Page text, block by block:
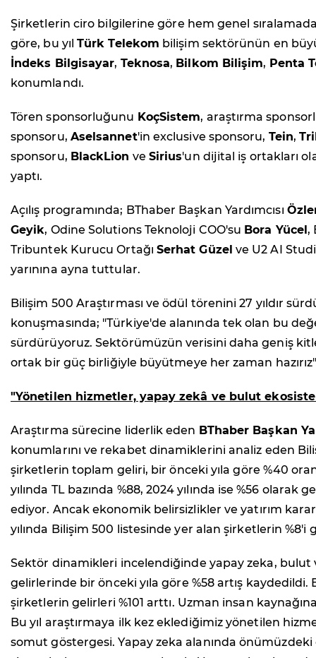
Şirketlerin ciro bilgilerine göre hem genel
göre, bu yılTürk Telekom bilişim sektörünün en
İndeks Bilgisayar, Teknosa, Bilkom Bilişim, Penta
konumlandı.
Tören sponsorluğunu KoçSistem, araştırma
sponsoru, Aselsannet'in exclusive sponsoru, Tein,
sponsoru, BlackLion ve Sirius'un dijital iş ortakları
yaptı.
Açılış programında; BThaber Başkan Yardımcısı
Geyik, Odine Solutions Teknoloji COO'su Bora Yücel,
Tribuntek Kurucu Ortağı Serhat Güzel ve U2 AI
yarınına ayna tuttular.
Bilişim 500 Araştırması ve ödül törenini 27 yıldır
konuşmasında; "Türkiye'de alanında tek olan bu
sürdürüyoruz. Sektörümüzün verisini daha geniş
ortak bir güç birliğiyle büyütmeye her zaman
"Yönetilen hizmetler, yapay zekâ ve bulut
Araştırma sürecine liderlik eden BThaber Başkan
konumlarını ve rekabet dinamiklerini analiz eden
şirketlerin toplam geliri, bir önceki yıla göre %40
yılında TL bazında %88, 2024 yılında ise %56
ediyor. Ancak ekonomik belirsizlikler ve yatırım
yılında Bilişim 500 listesinde yer alan şirketlerin %8'i
Sektör dinamikleri incelendiğinde yapay zeka,
gelirlerinde bir önceki yıla göre %58 artış
şirketlerin gelirleri %101 arttı. Uzman insan
Bu yıl araştırmaya ilk kez eklediğimiz yönetilen
somut göstergesi. Yapay zeka alanında